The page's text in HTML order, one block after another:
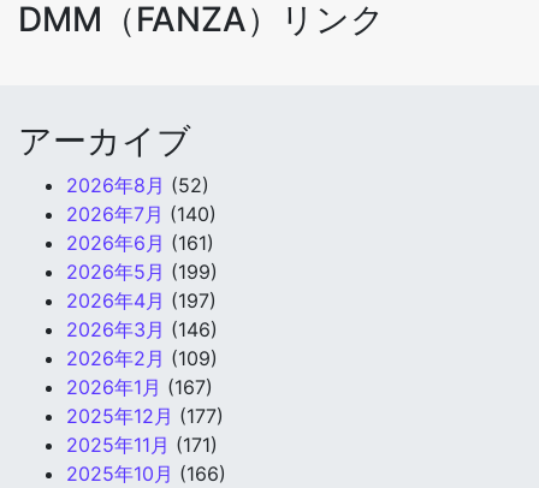
DMM（FANZA）リンク
アーカイブ
2026年8月 (52)
2026年7月 (140)
2026年6月 (161)
2026年5月 (199)
2026年4月 (197)
2026年3月 (146)
2026年2月 (109)
2026年1月 (167)
2025年12月 (177)
2025年11月 (171)
2025年10月 (166)